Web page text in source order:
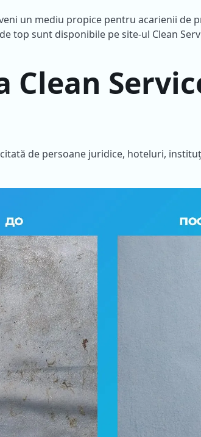
un mediu propice pentru acarienii de
top sunt disponibile pe site-ul Clean
de persoane juridice, hoteluri,